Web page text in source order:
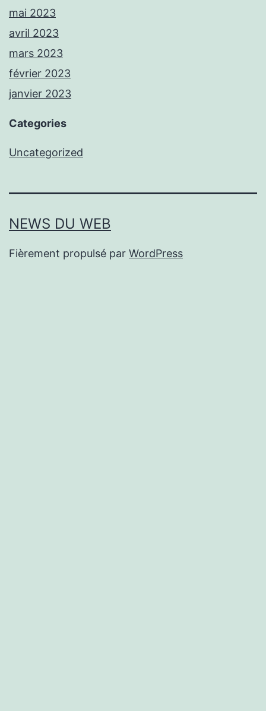
mai 2023
avril 2023
mars 2023
février 2023
janvier 2023
Categories
Uncategorized
NEWS DU WEB
Fièrement propulsé par WordPress